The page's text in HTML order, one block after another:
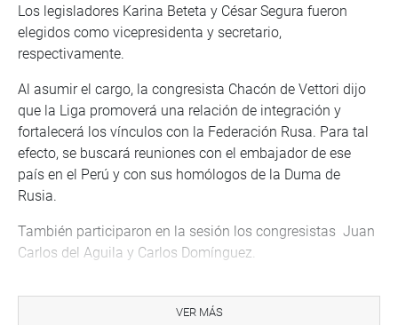
Los legisladores Karina Beteta y César Segura fueron
elegidos como vicepresidenta y secretario,
respectivamente.
Al asumir el cargo, la congresista Chacón de Vettori dijo
que la Liga promoverá una relación de integración y
fortalecerá los vínculos con la Federación Rusa. Para tal
efecto, se buscará reuniones con el embajador de ese
país en el Perú y con sus homólogos de la Duma de
Rusia.
También participaron en la sesión los congresistas Juan
Carlos del Aguila y Carlos Domínguez.
(CPA), Marisol Espinoza (APP), Víctor García Belaunde
VER MÁS